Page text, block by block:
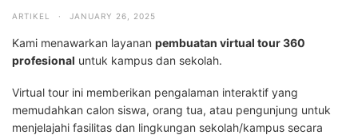
ARTIKEL · JANUARY 26, 2025
Kami menawarkan layanan pembuatan virtual tour 360
profesional untuk kampus dan sekolah.
Virtual tour ini memberikan pengalaman interaktif yang
memudahkan calon siswa, orang tua, atau pengunjung untuk
menjelajahi fasilitas dan lingkungan sekolah/kampus secara